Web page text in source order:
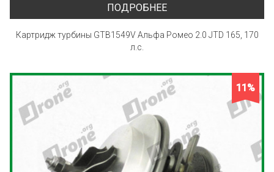
ПОДРОБНЕЕ
Картридж турбины GTB1549V Альфа Ромео 2.0 JTD 165, 170
л.с.
11%